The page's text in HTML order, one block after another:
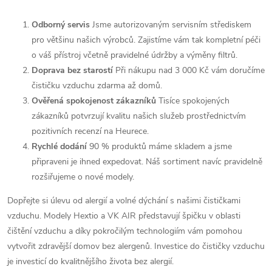
Odborný servis Jsme autorizovaným servisním střediskem
pro většinu našich výrobců. Zajistíme vám tak kompletní péči
o váš přístroj včetně pravidelné údržby a výměny filtrů.
Doprava bez starostí Při nákupu nad 3 000 Kč vám doručíme
čističku vzduchu zdarma až domů.
Ověřená spokojenost zákazníků Tisíce spokojených
zákazníků potvrzují kvalitu našich služeb prostřednictvím
pozitivních recenzí na Heurece.
Rychlé dodání 90 % produktů máme skladem a jsme
připraveni je ihned expedovat. Náš sortiment navíc pravidelně
rozšiřujeme o nové modely.
Dopřejte si úlevu od alergií a volné dýchání s našimi čističkami
vzduchu. Modely Hextio a VK AIR představují špičku v oblasti
čištění vzduchu a díky pokročilým technologiím vám pomohou
vytvořit zdravější domov bez alergenů. Investice do čističky vzduchu
je investicí do kvalitnějšího života bez alergií.